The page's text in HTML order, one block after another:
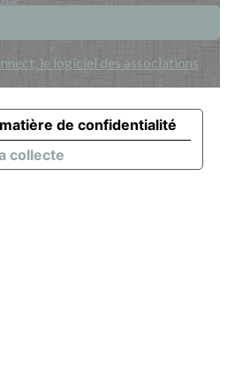
le logiciel des associations
collecte
de confidentialité